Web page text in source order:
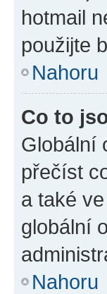
hotmail
použijte
Nahoru
Co to
Globální
přečíst
a také
globální
Nahoru